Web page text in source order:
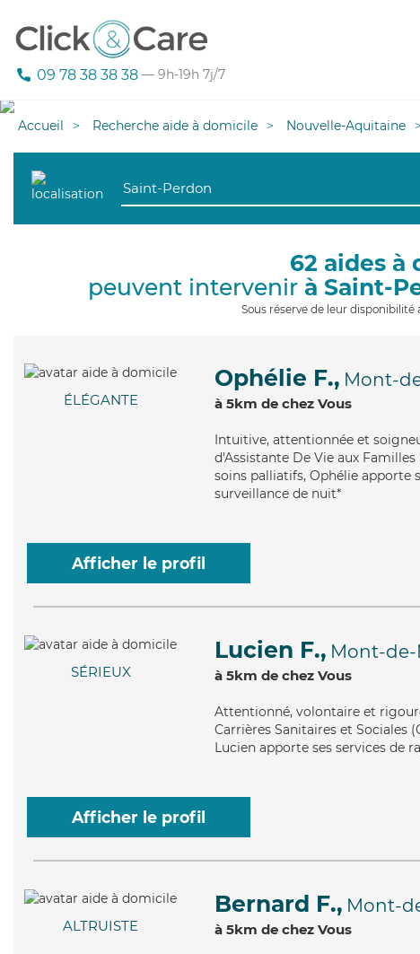
09 78 38 38 38 — 9h-19h 7j/7
Accueil Recherche aide à domicile Nouvelle-Aquitaine
62 aides à
peuvent intervenir à Saint-
Sous réserve de leur
ÉLÉGANTE
Ophélie F., Mont-
à 5km de chez Vous
Intuitive, attentionnée et
d'Assistante De Vie aux
soins palliatifs, Ophélie apporte
surveillance de nuit*
Afficher le profil
SÉRIEUX
Lucien F., Mont-de-
à 5km de chez Vous
Attentionné, volontaire et
Carrières Sanitaires et Sociales
Lucien apporte ses services de
Afficher le profil
ALTRUISTE
Bernard F., Mont-
à 5km de chez Vous